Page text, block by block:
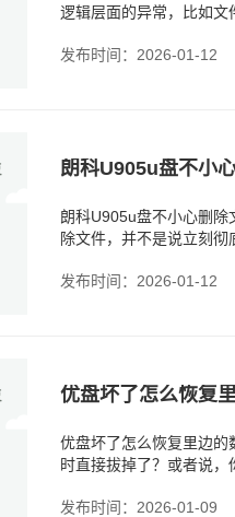
逻辑层面的异常，比如文
发布时间：2026-01-12
朗科U905u盘不小心删除
除文件，并不是说立刻彻
发布时间：2026-01-12
优盘坏了怎么恢复
优盘坏了怎么恢复里边
时直接拔掉了？或者说，
发布时间：2026-01-09